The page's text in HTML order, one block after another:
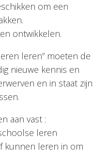
om een
ontwikkelen.
leren” moeten de
nieuwe kennis en
en in staat zijn
aan vast :
leren
kunnen leren in om